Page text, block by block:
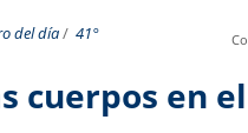
del día/ 41°
cuerpos en
y profesor asistente de
Universidad San Sebastián